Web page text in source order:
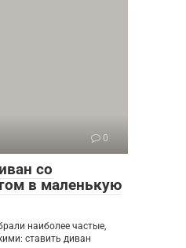
0
со
в маленькую
наиболее частые,
ставить диван